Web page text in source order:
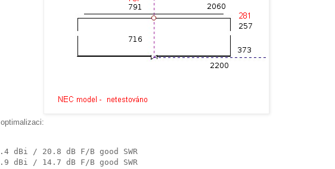
dBi / 20.8 dB F/B good SWR
dBi / 14.7 dB F/B good SWR